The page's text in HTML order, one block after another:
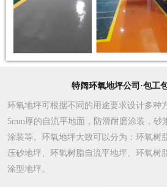
特阔环氧地坪公司·包工
环氧地坪可根据不同的用途要求设计多种
5mm厚的自流平地面，防滑耐磨涂装，砂
涂装等。环氧地坪大致可以分为：环氧树
压砂地坪、环氧树脂自流平地坪、环氧树
涂型地坪。